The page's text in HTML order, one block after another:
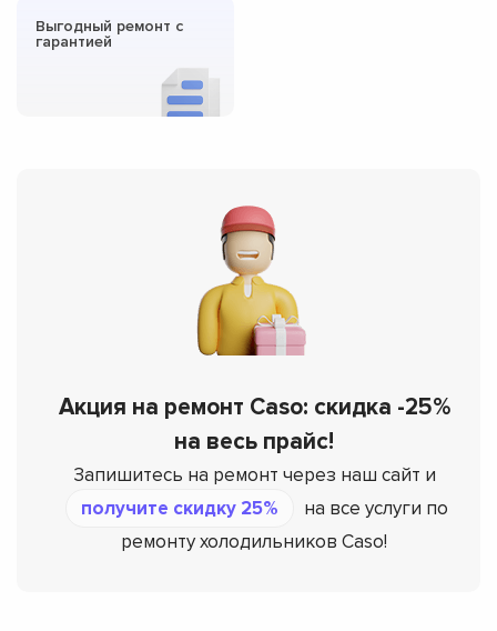
Выгодный ремонт с
гарантией
Акция на ремонт Caso: скидка -25%
на весь прайс!
Запишитесь на ремонт через наш сайт и
получите скидку 25%
на все услуги по
ремонту холодильников Caso!